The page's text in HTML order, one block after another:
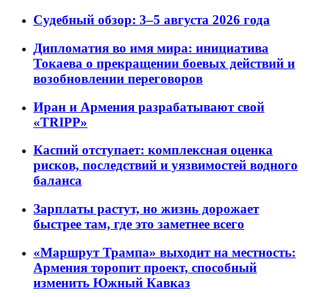
Судебный обзор: 3–5 августа 2026 года
Дипломатия во имя мира: инициатива
Токаева о прекращении боевых действий и
возобновлении переговоров
Иран и Армения разрабатывают свой
«TRIPP»
Каспий отступает: комплексная оценка
рисков, последствий и уязвимостей водного
баланса
Зарплаты растут, но жизнь дорожает
быстрее там, где это заметнее всего
«Маршрут Трампа» выходит на местность:
Армения торопит проект, способный
изменить Южный Кавказ